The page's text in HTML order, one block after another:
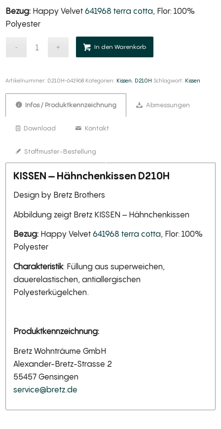
Bezug: Happy Velvet641968 terra cotta, Flor: 100%
Polyester
In den Warenkorb
Artikelnummer: D210H-641968 Kategorien: Kissen, D210H Schlagwort: Kissen
Infos / Produktkennzeichnung Abmessungen
Download Kontakt
Stoffmuster-Bestellung
KISSEN – Hähnchenkissen D210H
Design by Bretz Brothers
Abbildung zeigt Bretz KISSEN – Hähnchenkissen
Bezug: Happy Velvet641968 terra cotta, Flor: 100%
Polyester
Charakteristik: Füllung aus superweichen,
dauerelastischen, antiallergischen
Polyesterkügelchen.
Produktkennzeichnung:
Bretz Wohnträume GmbH
Alexander-Bretz-Strasse 2
55457 Gensingen
service@bretz.de